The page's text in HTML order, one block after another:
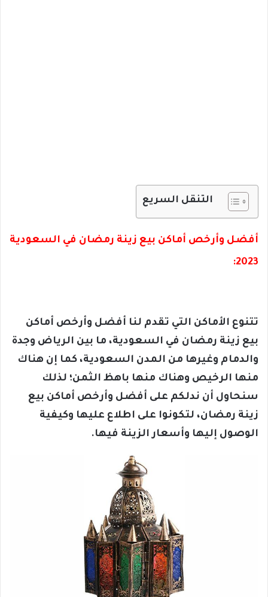
التنقل السريع
أفضل وأرخص أماكن بيع زينة رمضان في السعودية
2023:
تتنوع الأماكن التي تقدم لنا أفضل وأرخص أماكن
بيع زينة رمضان في السعودية، ما بين الرياض وجدة
والدمام وغيرها من المدن السعودية، كما إن هناك
منها الرخيص وهناك منها باهظ الثمن؛ لذلك
سنحاول أن ندلكم على أفضل وأرخص أماكن بيع
زينة رمضان، لتكونوا على اطلاع عليها وكيفية
الوصول إليها وأسعار الزينة فيها.